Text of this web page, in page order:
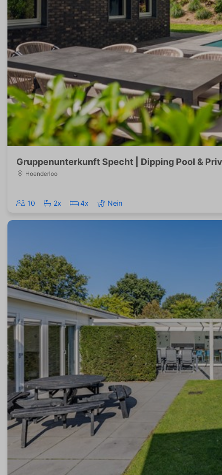
Gruppenunterkunft Specht | Dipping Pool &
Hoenderloo
10 2x 4x Nein